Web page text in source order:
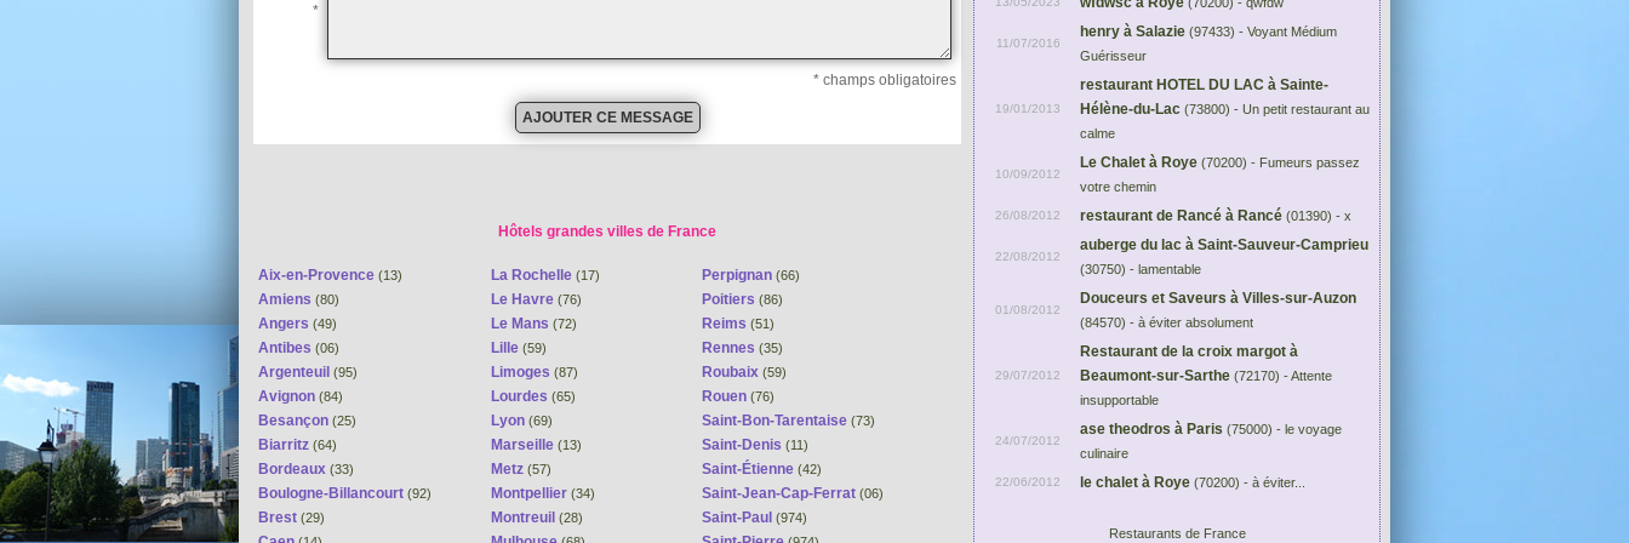
*
* champs obligatoires
Hôtels grandes villes de France
Aix-en-Provence (13)
Amiens (80)
Angers (49)
Antibes (06)
Argenteuil (95)
Avignon (84)
Besançon (25)
Biarritz (64)
Bordeaux (33)
Boulogne-Billancourt (92)
Brest (29)
La Rochelle (17)
Le Havre (76)
Le Mans (72)
Lille (59)
Limoges (87)
Lourdes (65)
Lyon (69)
Marseille (13)
Metz (57)
Montpellier (34)
Montreuil (28)
Perpignan (66)
Poitiers (86)
Reims (51)
Rennes (35)
Roubaix (59)
Rouen (76)
Saint-Bon-Tarentaise (73)
Saint-Denis (11)
Saint-Étienne (42)
Saint-Jean-Cap-Ferrat (06)
Saint-Paul (974)
11/07/2016
henry à Salazie (97433) - Voyant Médium
Guérisseur
19/01/2013
restaurant HOTEL DU LAC à Sainte-
Hélène-du-Lac (73800) - Un petit restaurant au
calme
10/09/2012
Le Chalet à Roye (70200) - Fumeurs passez
votre chemin
26/08/2012 restaurant de Rancé à Rancé (01390) - x
22/08/2012
auberge du lac à Saint-Sauveur-Camprieu
(30750) - lamentable
01/08/2012
Douceurs et Saveurs à Villes-sur-Auzon
(84570) - à éviter absolument
29/07/2012
Restaurant de la croix margot à
Beaumont-sur-Sarthe (72170) - Attente
insupportable
24/07/2012
ase theodros à Paris (75000) - le voyage
culinaire
22/06/2012 le chalet à Roye (70200) - à éviter...
Restaurants de France